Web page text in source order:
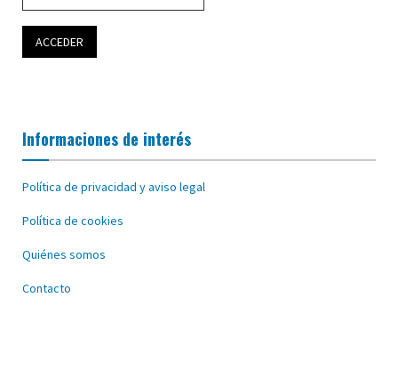
Informaciones de interés
Política de privacidad y aviso legal
Política de cookies
Quiénes somos
Contacto